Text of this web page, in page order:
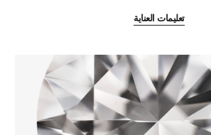
تعليمات العناية